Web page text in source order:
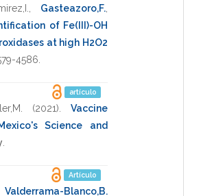
Gasteazoro,F.
of Fe(III)-OH
at high H2O2
4586
artículo
(2021) .Vaccine
Science and
Artículo
Valderrama-Blanco,B.